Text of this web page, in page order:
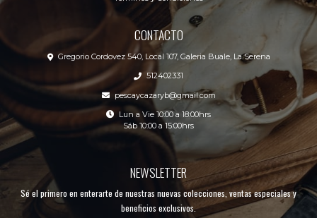
CONTACTO
Gregorio Cordovez 540, Local 107, Galeria Buale, La Serena
512402331
pescaycazaryb@gmail.com
Lun a Vie 10:00 a 18:00hrs
Sáb 10:00 a 15:00hrs
NEWSLETTER
Sé el primero en enterarte de nuestras nuevas colecciones, ventas especiales y
beneficios exclusivos.